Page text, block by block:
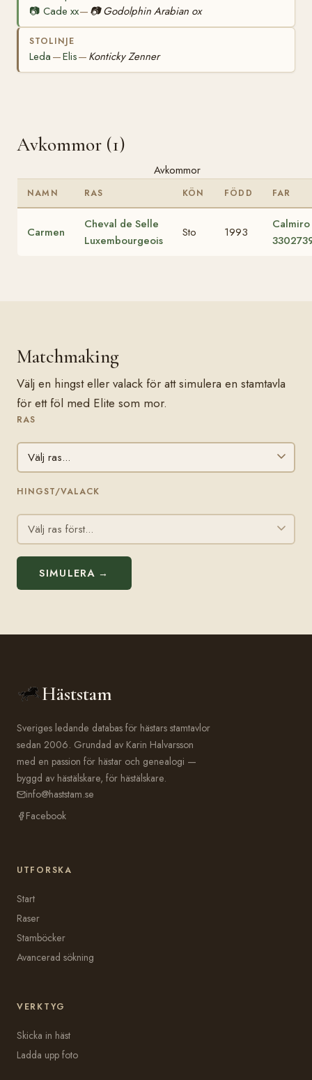
📷 Cade xx— 📷 Godolphin Arabian ox
STOLINJE
Leda —Elis— Konticky Zenner
Avkommor (1)
Avkommor
NAMN RAS KÖN FÖDD FAR
Carmen
Cheval de Selle
Luxembourgeois
Sto 1993
Calmiro
Matchmaking
Välj en hingst eller valack för att simulera en stamtavla
för ett föl med Elite som mor.
RAS
HINGST/VALACK
SIMULERA →
Häststam
Sveriges ledande databas för hästars stamtavlor
sedan 2006. Grundad av Karin Halvarsson
med en passion för hästar och genealogi —
byggd av hästälskare, för hästälskare.
info@haststam.se
Facebook
UTFORSKA
Start
Raser
Stamböcker
Avancerad sökning
VERKTYG
Skicka in häst
Ladda upp foto